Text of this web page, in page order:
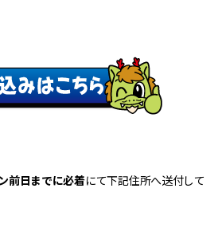
前日までに必着にて下記住所へ送付して